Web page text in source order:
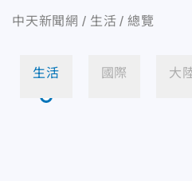
中天新聞網 生活 總覽
生活 國際 大